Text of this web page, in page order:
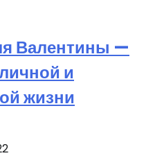
Валентины —
и
жизни